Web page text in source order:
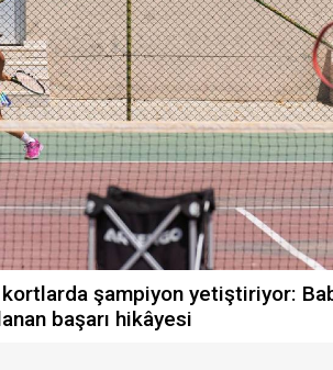
şampiyon yetiştiriyor:
başarı hikâyesi